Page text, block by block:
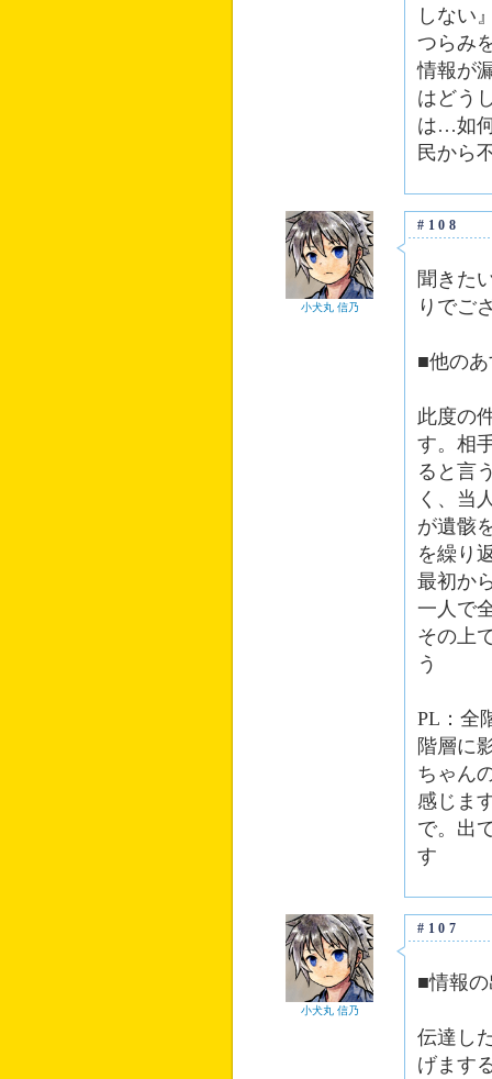
しない
つらみ
情報が
はどう
は…如
民から
小犬丸 信乃
#108
聞きた
りでご
■他の
此度の
す。相
ると言
く、当
が遺骸
を繰り
最初か
一人で
その上
う
PL：全
階層に
ちゃん
感じま
で。出
す
小犬丸 信乃
#107
■情報
伝達し
げます